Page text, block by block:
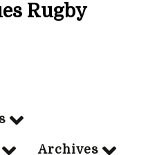
Rugby
Archives